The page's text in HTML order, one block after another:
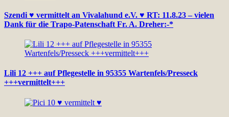
Szendi ♥ vermittelt an Vivalahund e.V. ♥ RT: 11.8.23 – vielen
Dank für die Trapo-Patenschaft Fr. A. Dreher:-*
Lili 12 +++ auf Pflegestelle in 95355 Wartenfels/Presseck
+++vermittelt+++